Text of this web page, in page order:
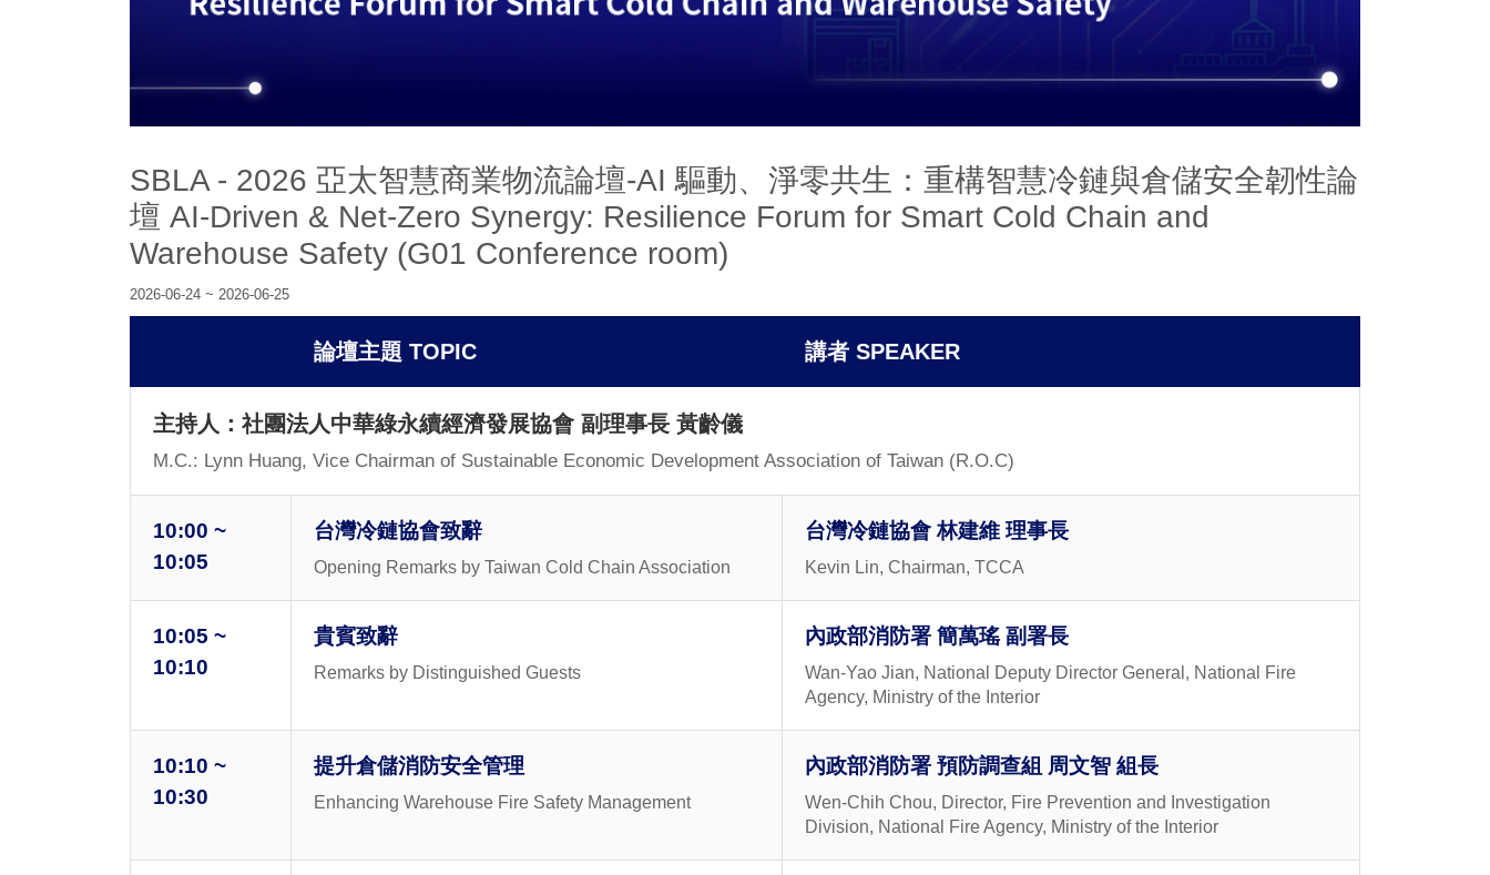
SBLA - 2026 亞太智慧商業物流論壇-AI 驅動、淨零共生：重構智慧冷鏈與倉儲安全韌性論
壇 AI-Driven & Net-Zero Synergy: Resilience Forum for Smart Cold Chain and
Warehouse Safety (G01 Conference room)
2026-06-24 ~ 2026-06-25
論壇主題 TOPIC 講者 SPEAKER
主持人：社團法人中華綠永續經濟發展協會 副理事長 黃齡儀
M.C.: Lynn Huang, Vice Chairman of Sustainable Economic Development Association of Taiwan (R.O.C)
10:00 ~
10:05
台灣冷鏈協會致辭
Opening Remarks by Taiwan Cold Chain Association
台灣冷鏈協會 林建維 理事長
Kevin Lin, Chairman, TCCA
10:05 ~
10:10
貴賓致辭
Remarks by Distinguished Guests
內政部消防署 簡萬瑤 副署長
Wan-Yao Jian, National Deputy Director General, National Fire
Agency, Ministry of the Interior
10:10 ~
10:30
提升倉儲消防安全管理
Enhancing Warehouse Fire Safety Management
內政部消防署 預防調查組 周文智 組長
Wen-Chih Chou, Director, Fire Prevention and Investigation
Division, National Fire Agency, Ministry of the Interior